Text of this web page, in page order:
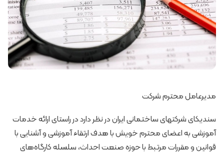
مدیرعامل محترم شرکت
سندیکای شرکتهای ساختمانی ایران در نظر دارد در راستای ارائه خدمات
آموزشی به اعضای محترم خویش با هدف ارتقاء آموزشی و آشنایی با
قوانین و مقررات مرتبط با حوزه صنعت احداث، سلسله کارگاه‌های